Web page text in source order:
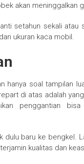
akan meninggalkan
setahun sekali
ukuran kaca mobil.
hanya soal tampilan
di atas adalah
penggantian
dulu baru ke bengkel.
kualitas dan